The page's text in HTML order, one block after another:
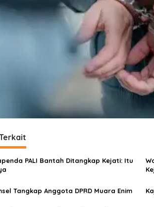
PALI Bantah Ditangkap Kejati: Itu
Tangkap Anggota DPRD Muara Enim